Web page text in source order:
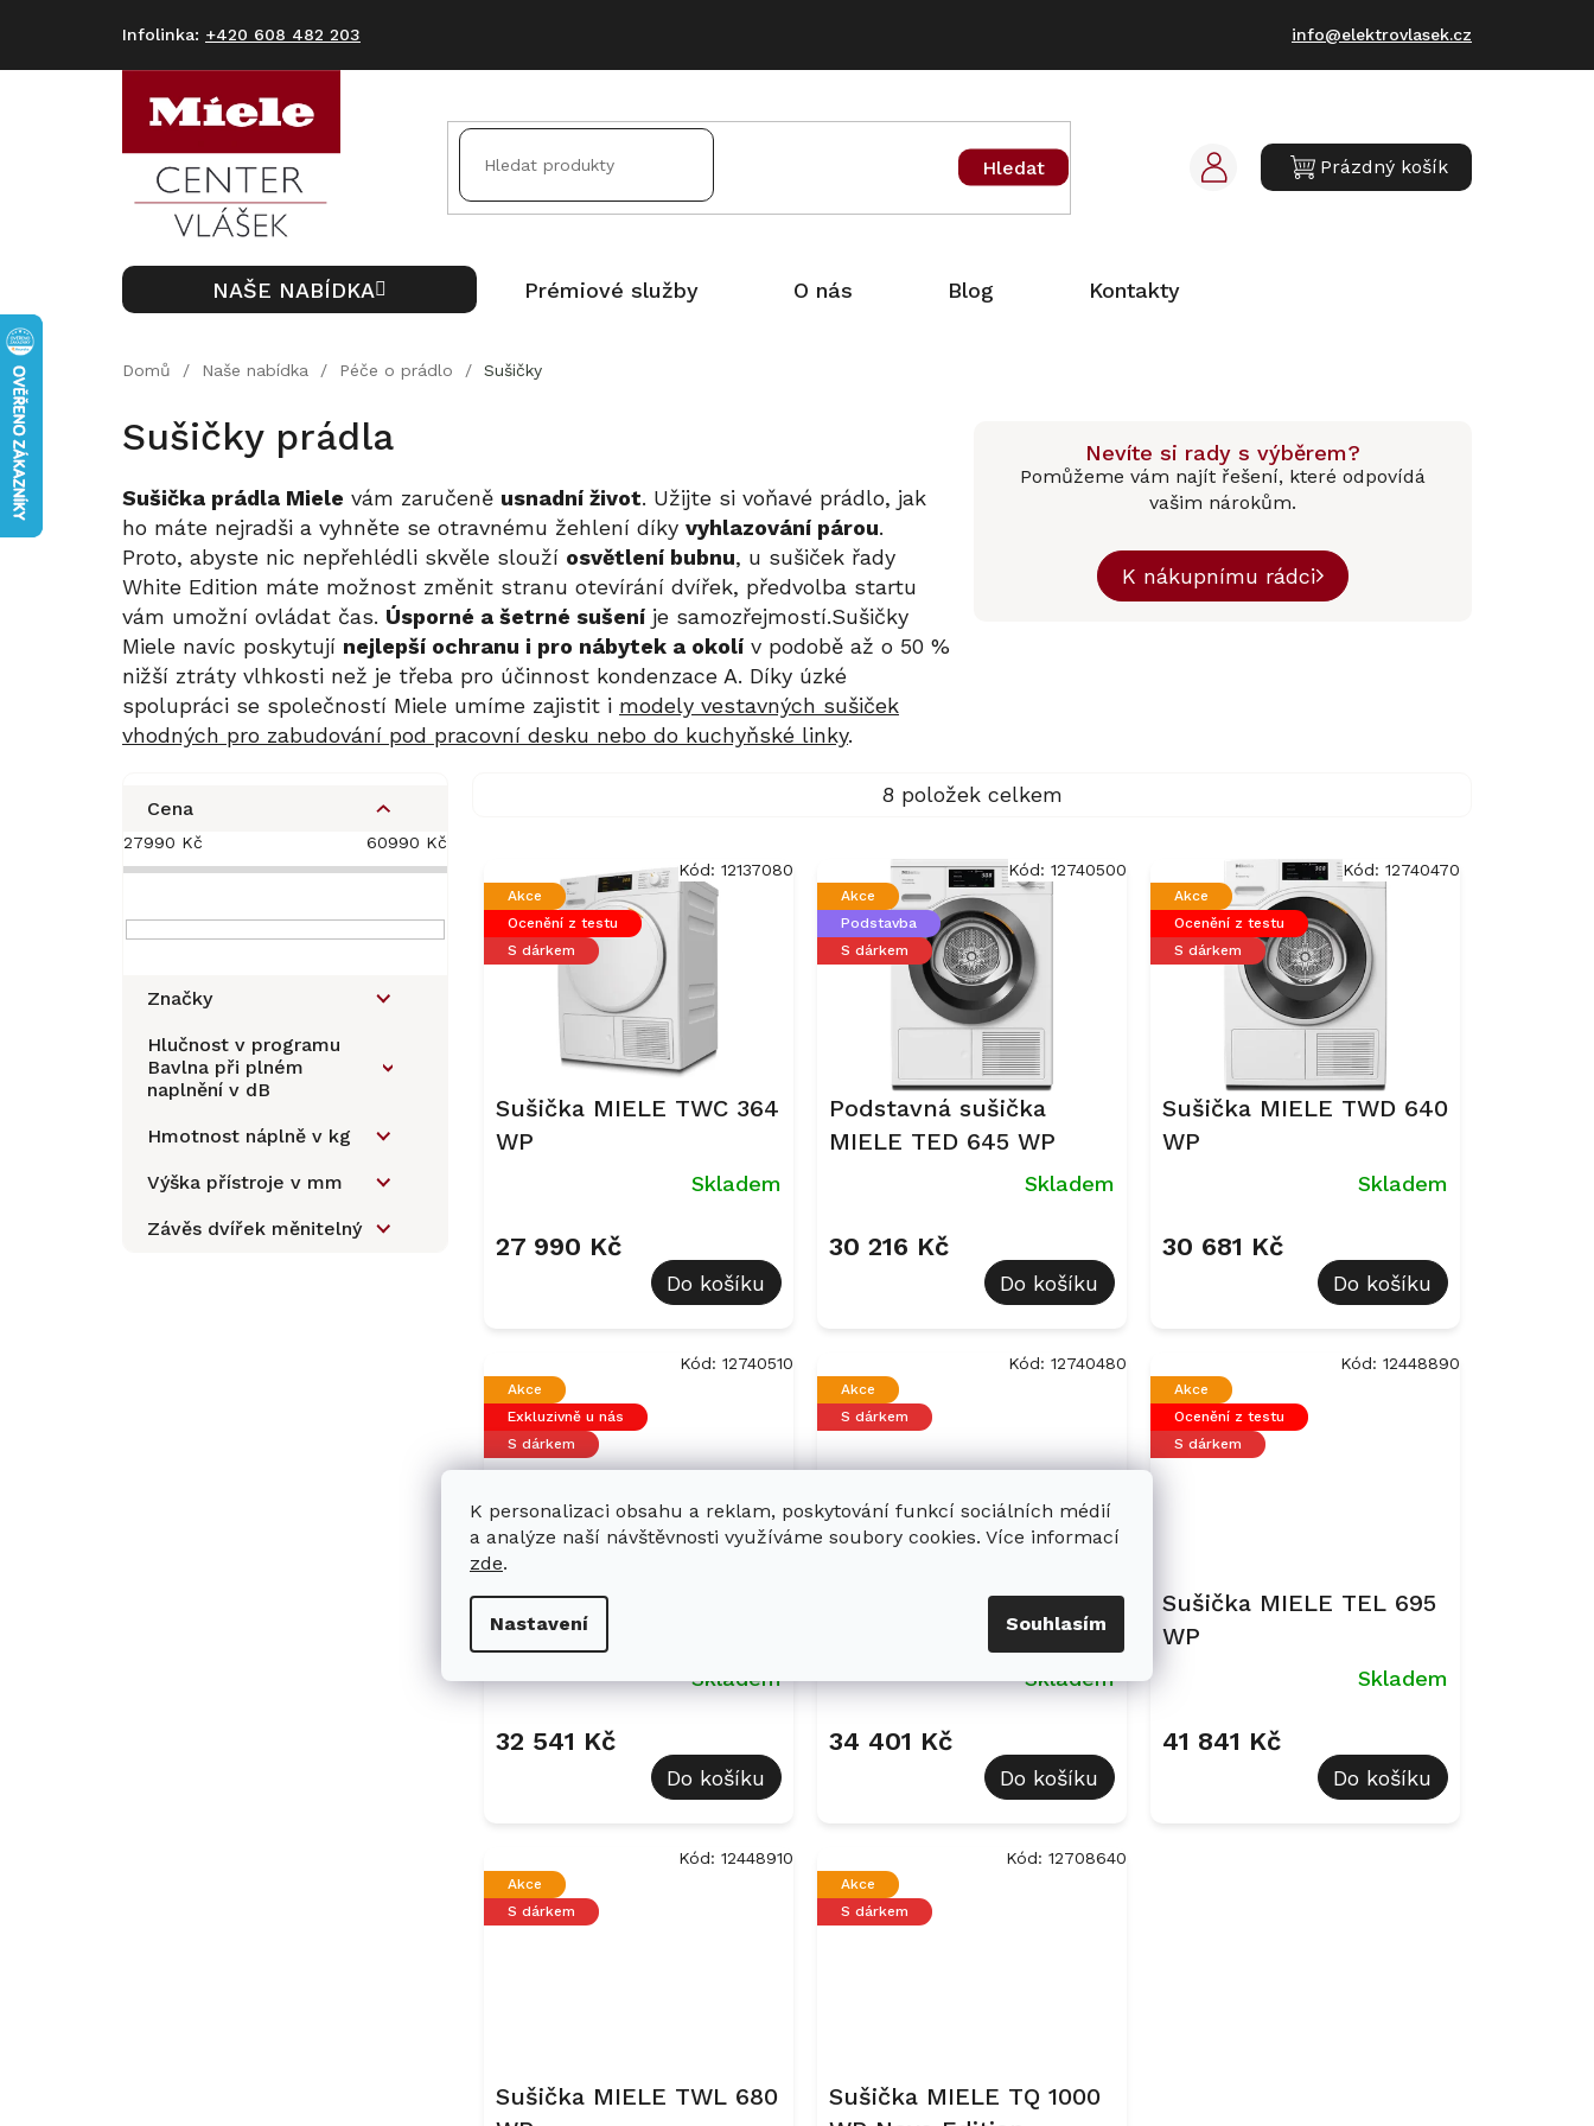
K personalizaci obsahu a reklam, poskytování funkcí sociálních médií
a analýze naší návštěvnosti využíváme soubory cookies. Více informací
zde.
Nastavení Souhlasím
+420 608 482 203 info@elektrovlasek.cz
Hledat
NÁKUPNÍ
Prázdný košík
NAŠE NABÍDKA Prémiové služby O nás Blog Kontakty
Domů / Naše nabídka / Péče o prádlo / Sušičky
Sušičky prádla
Sušička prádla Miele vám zaručeně usnadní život. Užijte si voňavé prádlo, jak
ho máte nejradši a vyhněte se otravnému žehlení díky vyhlazování párou.
Proto, abyste nic nepřehlédli skvěle slouží osvětlení bubnu, u sušiček řady
White Edition máte možnost změnit stranu otevírání dvířek, předvolba startu
vám umožní ovládat čas. Úsporné a šetrné sušení je samozřejmostí.Sušičky
Miele navíc poskytují nejlepší ochranu i pro nábytek a okolí v podobě až o 50 %
nižší ztráty vlhkosti než je třeba pro účinnost kondenzace A. Díky úzké
spolupráci se společností Miele umíme zajistit i modely vestavných sušiček
vhodných pro zabudování pod pracovní desku nebo do kuchyňské linky.
Nevíte si rady s výběrem?
Pomůžeme vám najít řešení, které odpovídá
vašim nárokům.
K nákupnímu rádci
s
t
a
n
Cena
27990 Kč 60990 Kč
Značky
Hlučnost v programu
Bavlna při plném
naplnění v dB
Hmotnost náplně v kg
Výška přístroje v mm
Závěs dvířek měnitelný
8 položek celkem
p
Akce
Ocenění z testu
S dárkem
Sušička MIELE TWC 364
WP
Skladem
27 990 Kč
Do košíku
Kód: 12137080
Akce
Podstavba
S dárkem
Podstavná sušička
MIELE TED 645 WP
Skladem
30 216 Kč
Do košíku
Kód: 12740500
Akce
Ocenění z testu
S dárkem
Sušička MIELE TWD 640
WP
Skladem
30 681 Kč
Do košíku
Kód: 12740470
Akce
Exkluzivně u nás
S dárkem
Sušička MIELE TEH 795
WP
Skladem
32 541 Kč
Do košíku
Kód: 12740510
Akce
S dárkem
Sušička MIELE TWH 780
WP EcoSpeed&9kg
Skladem
34 401 Kč
Do košíku
Kód: 12740480
Akce
Ocenění z testu
S dárkem
Sušička MIELE TEL 695
WP
Skladem
41 841 Kč
Do košíku
Kód: 12448890
Akce
S dárkem
Sušička MIELE TWL 680
Kód: 12448910
Akce
S dárkem
Sušička MIELE TQ 1000
Kód: 12708640